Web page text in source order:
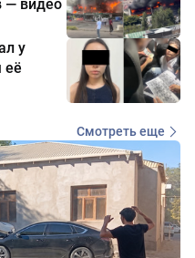
— видео
у
её
Смотреть еще